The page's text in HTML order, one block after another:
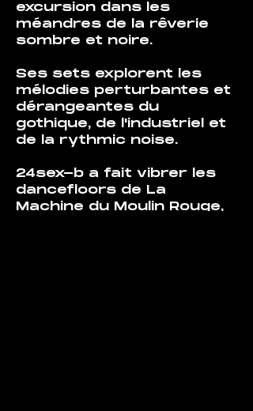
excursion dans les
méandres de la rêverie
sombre et noire.
Ses sets explorent les
mélodies perturbantes et
dérangeantes du
gothique, de l'industriel et
de la rythmic noise.
24sex-b a fait vibrer les
dancefloors de La
Machine du Moulin Rouge,